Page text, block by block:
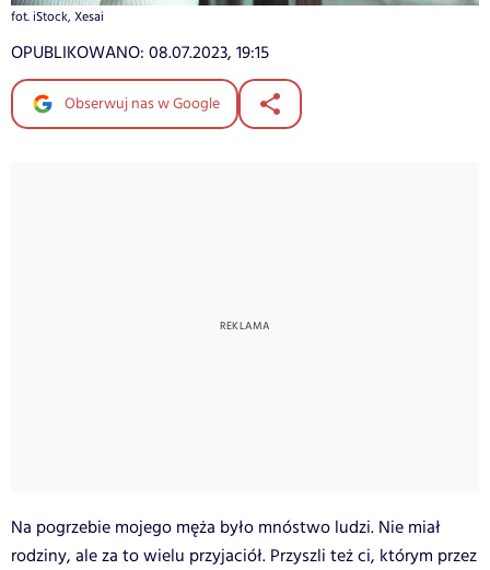
fot. iStock, Xesai
OPUBLIKOWANO: 08.07.2023, 19:15
Obserwuj nas w Google
Na pogrzebie mojego męża było mnóstwo ludzi. Nie miał
rodziny, ale za to wielu przyjaciół. Przyszli też ci, którym przez